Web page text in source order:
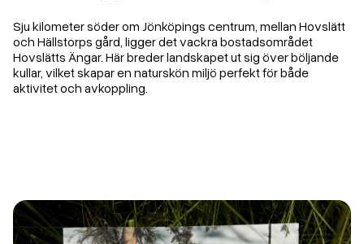
Sju kilometer söder om Jönköpings centrum, mellan Hovslätt
och Hällstorps gård, ligger det vackra bostadsområdet
Hovslätts Ängar. Här breder landskapet ut sig över böljande
kullar, vilket skapar en naturskön miljö perfekt för både
aktivitet och avkoppling.